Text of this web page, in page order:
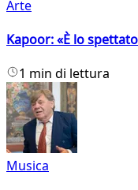
Arte
Kapoor: «È lo
1 min di lettura
Musica